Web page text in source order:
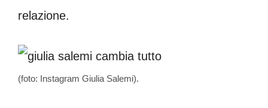
relazione.
(foto: Instagram Giulia Salemi).